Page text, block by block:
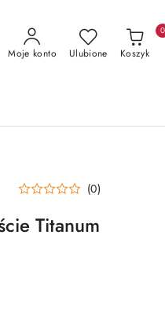
Moje konto Ulubione Koszyk
0
(0)
Titanum